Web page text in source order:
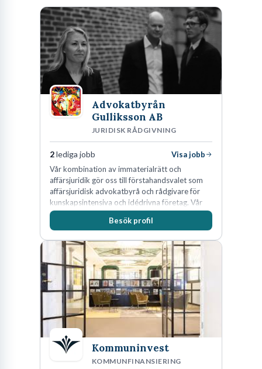
Advokatbyrån
Gulliksson AB
JURIDISK RÅDGIVNING
2lediga jobb
Visa jobb
Vår kombination av immaterialrätt och
affärsjuridik gör oss till förstahandsvalet som
affärsjuridisk advokatbyrå och rådgivare för
kunskapsintensiva och idédrivna företag. Vår
expertis inom IP-tillgångar har gett oss en
marknadsledande position. Våra klienter väljer
skydda, utveckla och kommersialisera
företagets viktigaste tillgångar.
Besök profil
Kommuninvest
KOMMUNFINANSIERING